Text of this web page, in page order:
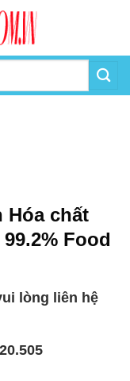
Hóa chất
Food
lòng liên hệ